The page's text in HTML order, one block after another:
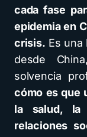
cada fase
epidemia en
crisis. Es
desde
solvencia
cómo es que
la salud, la
relaciones